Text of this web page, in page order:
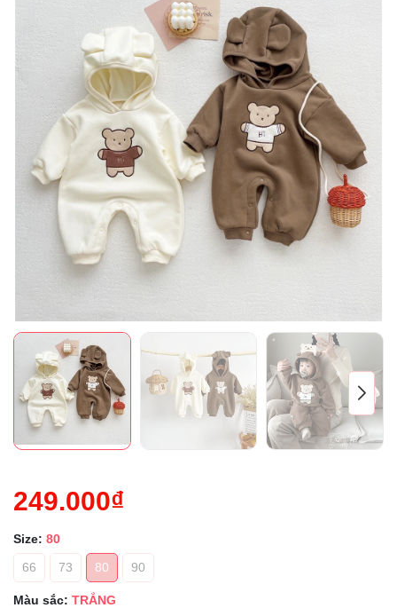
249.000₫
Size: 80
66
73 80 90
Màu sắc: TRẮNG
Mã giảm giá: